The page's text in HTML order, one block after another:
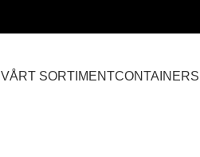
VÅRT SORTIMENTCONTAINERS